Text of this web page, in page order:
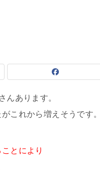
んあります。
これから増えそうです。
とにより